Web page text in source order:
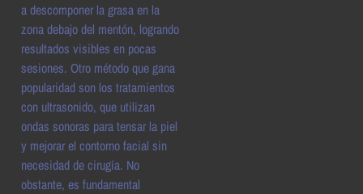
a descomponer la grasa en la
zona debajo del mentón, logrando
resultados visibles en pocas
sesiones. Otro método que gana
popularidad son los tratamientos
con ultrasonido, que utilizan
ondas sonoras para tensar la piel
y mejorar el contorno facial sin
necesidad de cirugía. No
obstante, es fundamental